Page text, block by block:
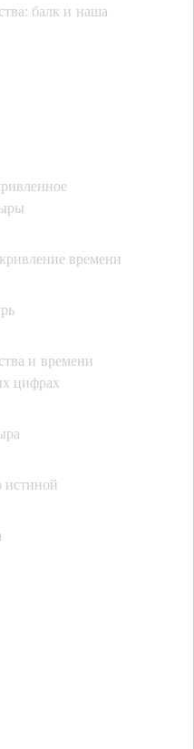
балк и наша
времени
и времени
цифрах
истиной